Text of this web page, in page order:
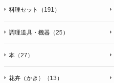
料理セット（191）
調理道具・機器（25）
本（27）
花卉（かき）（13）